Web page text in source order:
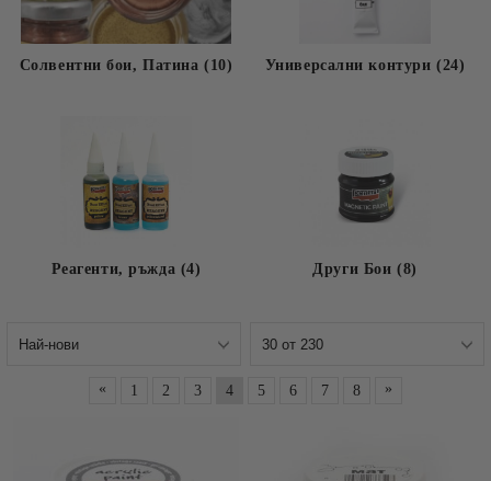
Солвентни бои, Патина (10) Универсални контури (24)
Реагенти, ръжда (4) Други Бои (8)
« 1 2 3 4 5 6 7 8 »